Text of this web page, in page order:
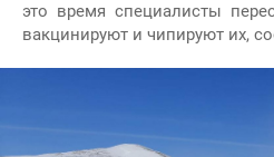
это время специалисты
вакцинируют и чипируют их,